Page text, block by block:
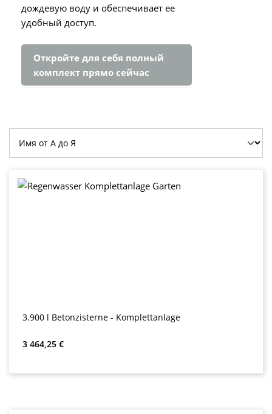
дождевую воду и обеспечивает ее
удобный доступ.
Откройте для себя полный
комплект прямо сейчас
3.900 l Betonzisterne - Komplettanlage
Обычная цена:
3 464,25 €